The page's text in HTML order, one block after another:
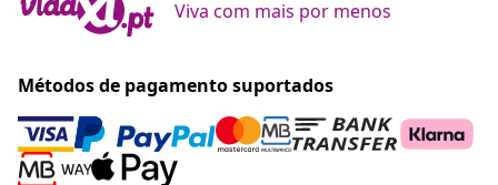
Viva com mais por menos
Métodos de pagamento suportados